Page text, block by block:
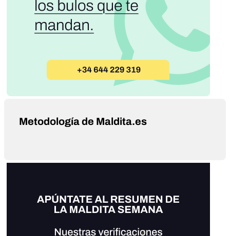
Metodología de Maldita.es